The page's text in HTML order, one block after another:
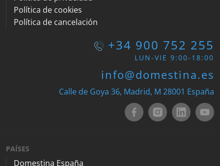
Política de cookies
Política de cancelación
+34 900 752 255
LUN-VIE 9:00-18:00
info@domestina.es
Calle de Goya 36, Madrid, M 28001 España
PAÍSES
Domestina España